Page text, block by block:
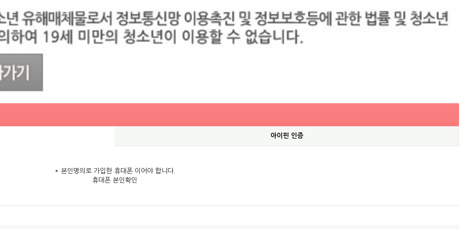
아이핀 인증
* 본인명의로 가입한 휴대폰 이어야 합니다.
휴대폰 본인확인